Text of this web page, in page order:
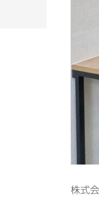
株式